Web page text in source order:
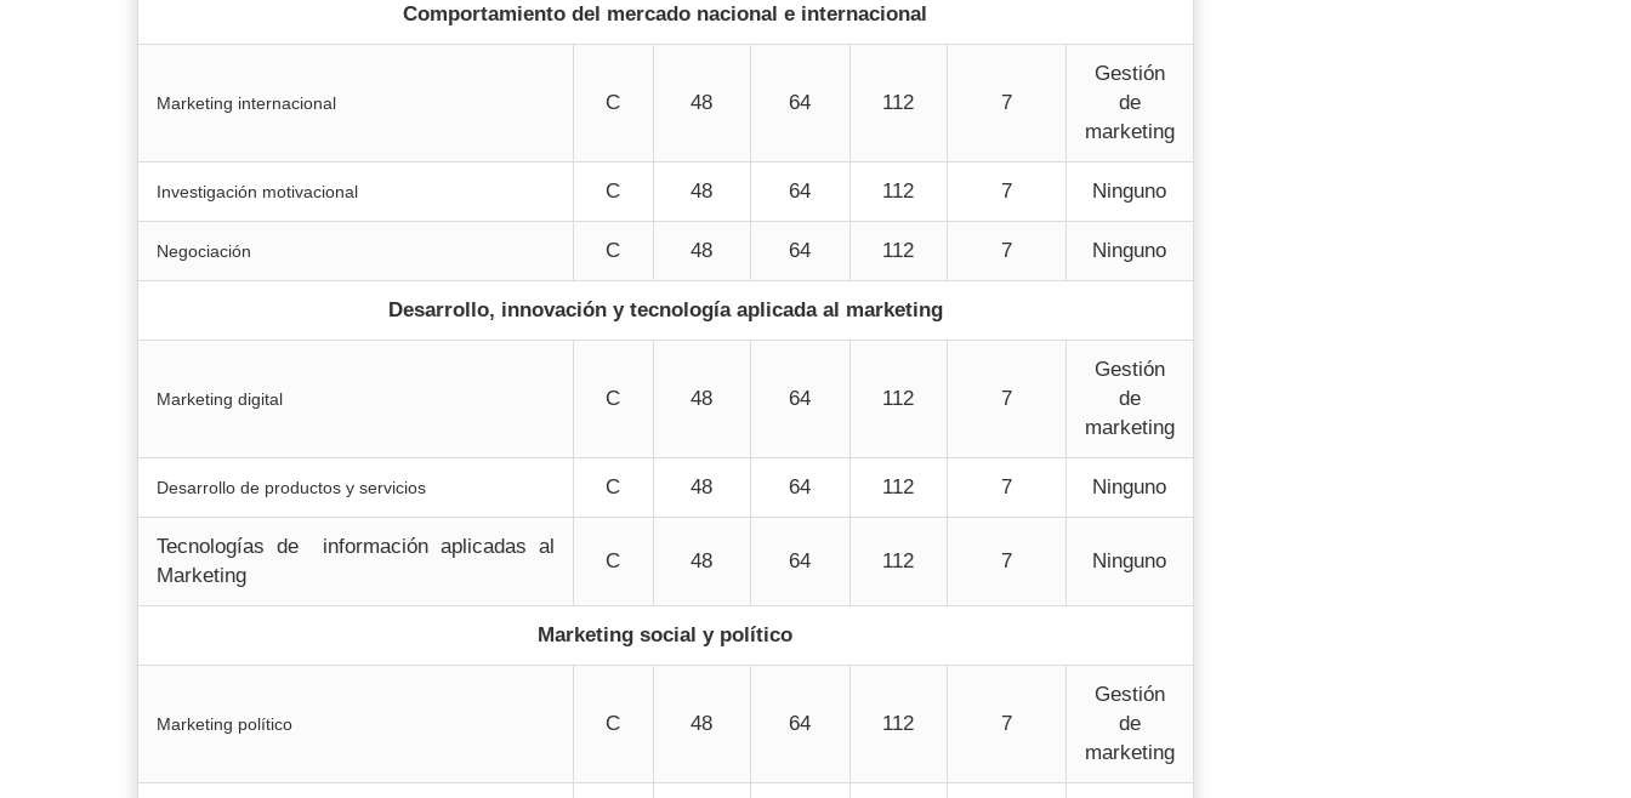
Comportamiento del mercado nacional e internacional
Marketing internacional C 48 64 112 7
Gestión
de
marketing
Investigación motivacional C 48 64 112 7 Ninguno
Negociación C 48 64 112 7 Ninguno
Desarrollo, innovación y tecnología aplicada al marketing
Marketing digital C 48 64 112 7
Gestión
de
marketing
Desarrollo de productos y servicios C 48 64 112 7 Ninguno
Tecnologías de información aplicadas al
Marketing
C 48 64 112 7 Ninguno
Marketing social y político
Marketing político C 48 64 112 7
Gestión
de
marketing